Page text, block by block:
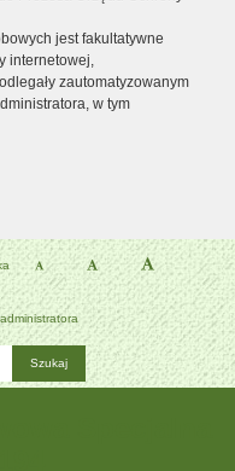
jest fakultatywne
internetowej,
zautomatyzowanym
w tym